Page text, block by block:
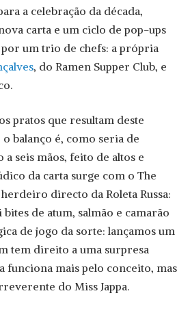
a celebração da década,
carta e um ciclo de pop-ups
por um trio de chefs: a própria
, do Ramen Supper Club, e
pratos que resultam deste
balanço é, como seria de
seis mãos, feito de altos e
da carta surge com o The
directo da Roleta Russa:
de atum, salmão e camarão
de jogo da sorte: lançamos um
tem direito a uma surpresa
funciona mais pelo conceito, mas
do Miss Jappa.